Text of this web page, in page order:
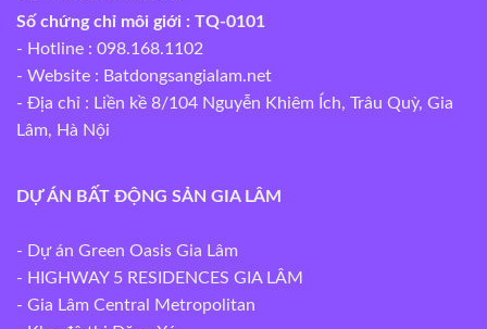
Số chứng chỉ môi giới : TQ-0101
- Hotline : 098.168.1102
- Website : Batdongsangialam.net
- Địa chỉ : Liền kề 8/104 Nguyễn Khiêm Ích, Trâu Quỳ, Gia
Lâm, Hà Nội
DỰ ÁN BẤT ĐỘNG SẢN GIA LÂM
- Dự án Green Oasis Gia Lâm
- HIGHWAY 5 RESIDENCES GIA LÂM
- Gia Lâm Central Metropolitan